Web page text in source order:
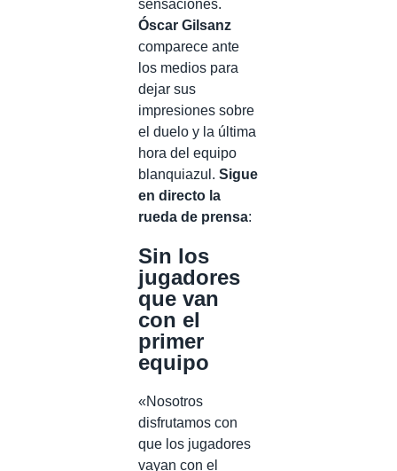
sensaciones.
Óscar Gilsanz
comparece ante
los medios para
dejar sus
impresiones sobre
el duelo y la última
hora del equipo
blanquiazul. Sigue
en directo la
rueda de prensa:
Sin los
jugadores
que van
con el
primer
equipo
«Nosotros
disfrutamos con
que los jugadores
vayan con el